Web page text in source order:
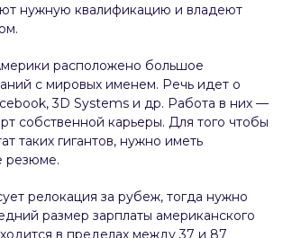
нужную квалификацию и владеют
расположено большое
с мировых именем. Речь идет о
3D Systems и др. Работа в них —
собственной карьеры. Для того чтобы
таких гигантов, нужно иметь
резюме.
релокация за рубеж, тогда нужно
размер зарплаты американского
в пределах между 37 и 87